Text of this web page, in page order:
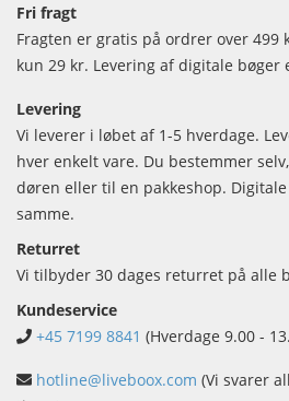
Fri fragt
Fragten er gratis på ordrer over 499
kun 29 kr. Levering af digitale bøger
Levering
Vi leverer i løbet af 1-5 hverdage.
hver enkelt vare. Du bestemmer
døren eller til en pakkeshop.
samme.
Returret
Vi tilbyder 30 dages returret på alle
Kundeservice
+45 7199 8841 (Hverdage 9.00 -
hotline@liveboox.com (Vi svarer